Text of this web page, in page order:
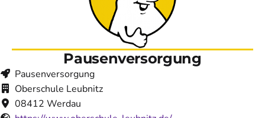
Pausenversorgung
Pausenversorgung
Oberschule Leubnitz
08412 Werdau